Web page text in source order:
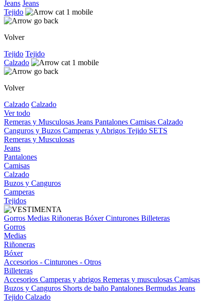
Jeans Jeans
Tejido
Volver
Tejido Tejido
Calzado
Volver
Calzado Calzado
Ver todo
Remeras y Musculosas Jeans Pantalones Camisas Calzado
Canguros y Buzos Camperas y Abrigos Tejido SETS
Remeras y Musculosas
Jeans
Pantalones
Camisas
Calzado
Buzos y Canguros
Camperas
Tejidos
Gorros Medias Riñoneras BóxerCinturones Billeteras
Gorros
Medias
Riñoneras
Bóxer
Accesorios - Cinturones - Otros
Billeteras
Accesorios Camperas y abrigos Remeras y musculosas Camisas
Buzos y Canguros Shorts de baño Pantalones Bermudas Jeans
Tejido Calzado